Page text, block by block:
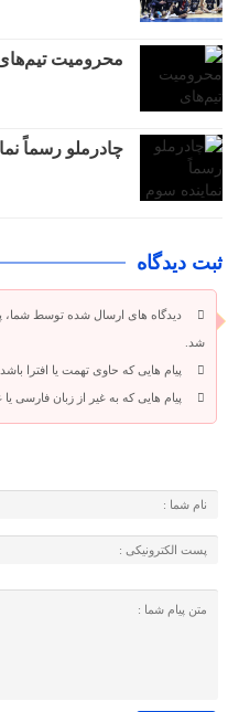
محرومیت تیم‌های
چادرملو رسماً
ثبت دیدگاه
دیدگاه های ارسال شده توسط شما،
شد.
پیام هایی که حاوی تهمت یا افترا
پیام هایی که به غیر از زبان فارسی